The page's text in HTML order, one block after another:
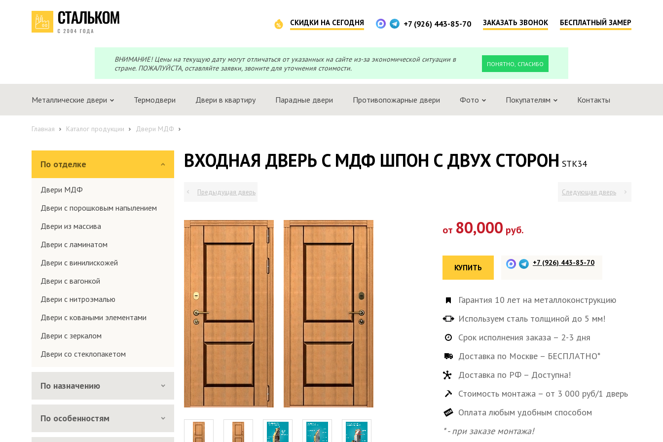
СКИДКИ НА СЕГОДНЯ +7 (926) 443-85-70 ЗАКАЗАТЬ ЗВОНОК БЕСПЛАТНЫЙ ЗАМЕР
ВНИМАНИЕ! Цены на текущую дату могут отличаться от указанных на сайте из-за экономической ситуации в
стране. ПОЖАЛУЙСТА, оставляйте заявки, звоните для уточнения стоимости.
ПОНЯТНО, СПАСИБО
Металлические двери Термодвери Двери в квартиру Парадные двери Противопожарные двери Фото Покупателям Контакты
Главная Каталог продукции Двери МДФ
По отделке
Двери МДФ
Двери с порошковым напылением
Двери из массива
Двери с ламинатом
Двери с винилискожей
Двери с вагонкой
Двери с нитроэмалью
Двери с коваными элементами
Двери с зеркалом
Двери со стеклопакетом
По назначению
По особенностям
ВХОДНАЯ ДВЕРЬ C МДФ ШПОН С ДВУХ СТОРОН STK34
Предыдущая дверь Следующая дверь
от 80,000 руб.
КУПИТЬ
+7 (926) 443-85-70
Гарантия 10 лет на металлоконструкцию
Используем сталь толщиной до 5 мм!
Срок исполнения заказа – 2-3 дня
Доставка по Москве – БЕСПЛАТНО*
Доставка по РФ – Доступна!
Стоимость монтажа – от 3 000 руб/1 дверь
Оплата любым удобным способом
* - при заказе монтажа!
Telegram
Max